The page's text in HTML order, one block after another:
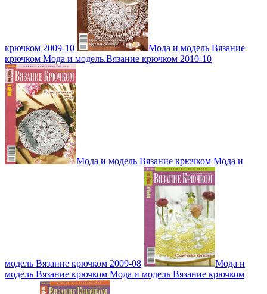
крючком 2009-10
Мода и модель Вязание
крючком Мода и модель.Вязание крючком 2010-10
Мода и модель Вязание крючком Мода и
модель Вязание крючком 2009-08
Мода и
модель Вязание крючком Мода и модель Вязание крючком